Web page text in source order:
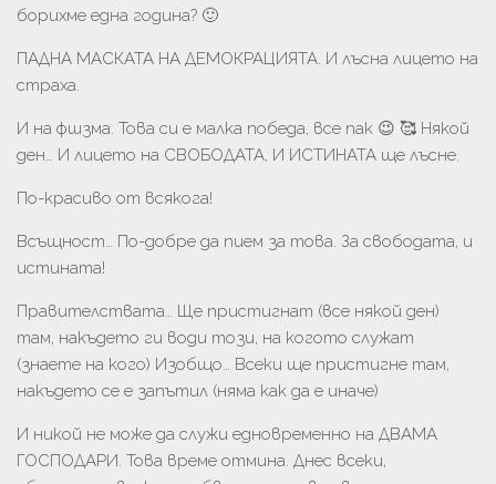
борихме една година? 🙂
ПАДНА МАСКАТА НА ДЕМОКРАЦИЯТА. И лъсна лицето на
страха.
И на фшзма. Това си е малка победа, все пак 😉 🥰 Някой
ден… И лицето на СВОБОДАТА, И ИСТИНАТА ще лъсне.
По-красиво от всякога!
Всъщност… По-добре да пием за това. За свободата, и
истината!
Правителствата… Ще пристигнат (все някой ден)
там, накъдето ги води този, на когото служат
(знаете на кого) Изобщо… Всеки ще пристигне там,
накъдето се е запътил (няма как да е иначе)
И никой не може да служи едновременно на ДВАМА
ГОСПОДАРИ. Това време отмина. Днес всеки,